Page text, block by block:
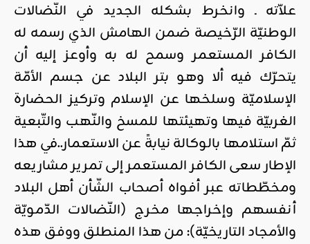
علاّته ـ وانخرط بشكله الجديد في النّضالات
الوطنيّة الرّخيصة ضمن الهامش الذي رسمه له
الكافر المستعمر وسمح له به وأوعز إليه أن
يتحرّك فيه ألا وهو بتر البلاد عن جسم الأمّة
الإسلاميّة وسلخها عن الإسلام وتركيز الحضارة
الغربيّة فيها وتهيئتها للمسخ والنّهب والتّبعية
ثمّ استلامها بالوكالة نيابةً عن الاستعمار..في هذا
الإطار سعى الكافر المستعمر إلى تمرير مشاريعه
ومخطّطاته عبر أفواه أصحاب الشّأن أهل البلاد
أنفسهم وإخراجها مخرج (النّضالات الدّمويّة
والأمجاد التاريخيّة): من هذا المنطلق ووفق هذه